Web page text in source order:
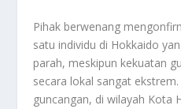
Pihak berwenang
satu individu di Hokkaido
parah, meskipun kekuatan
secara lokal sangat
guncangan, di wilayah Kota